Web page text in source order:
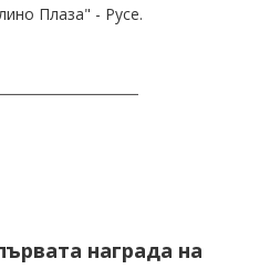
Плаза" - Русе.
награда на